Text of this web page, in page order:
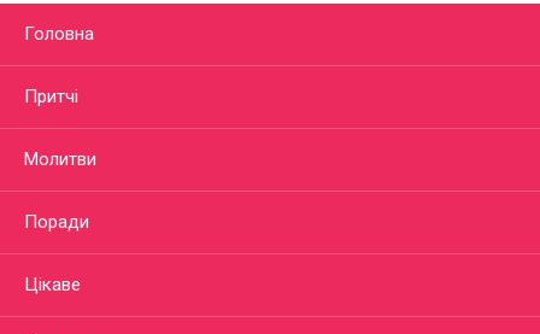
Головна
Притчі
Молитви
Поради
Цікаве